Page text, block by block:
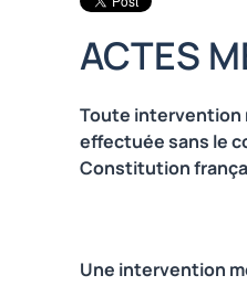
ACTES
Toute intervention
effectuée sans le
Constitution
Une intervention